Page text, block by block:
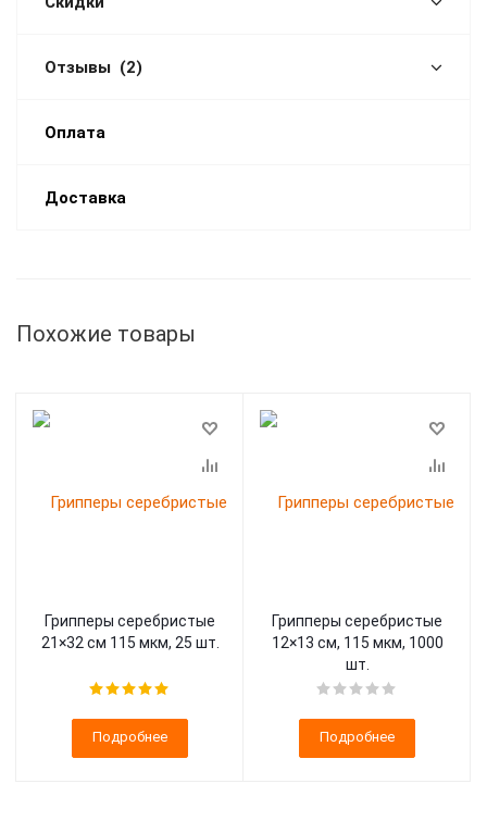
Отзывы (2)
Оплата
Доставка
Похожие товары
Грипперы серебристые
21×32 см 115 мкм, 25 шт.
Подробнее
Грипперы серебристые
12×13 см, 115 мкм, 1000
шт.
Подробнее